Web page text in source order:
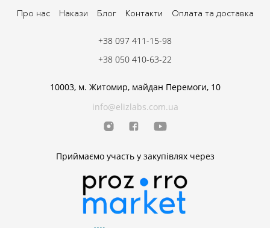
Про нас Накази Блог Контакти Оплата та доставка
10003, м. Житомир, майдан Перемоги, 10
info@elizlabs.com.ua
Приймаємо участь у закупівлях через
+38 097 411-15-98
+38 050 410-63-22